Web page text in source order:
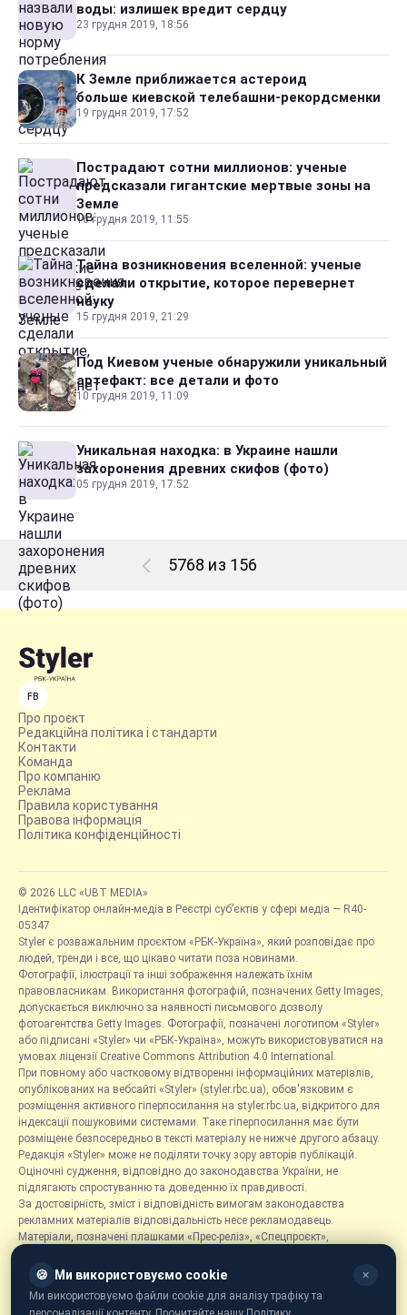
воды: излишек вредит сердцу
23 грудня 2019, 18:56
К Земле приближается астероид
больше киевской телебашни-рекордсменки
19 грудня 2019, 17:52
Пострадают сотни миллионов: ученые
предсказали гигантские мертвые зоны на
Земле
16 грудня 2019, 11:55
Тайна возникновения вселенной: ученые
сделали открытие, которое перевернет
науку
15 грудня 2019, 21:29
Под Киевом ученые обнаружили уникальный
артефакт: все детали и фото
10 грудня 2019, 11:09
Уникальная находка: в Украине нашли
захоронения древних скифов (фото)
05 грудня 2019, 17:52
5768 из 156
FB
Про проєкт
Редакційна політика і стандарти
Контакти
Команда
Про компанію
Реклама
Правила користування
Правова інформація
Політика конфіденційності
© 2026 LLC «UBT MEDIA»
Ідентифікатор онлайн-медіа в Реєстрі суб’єктів у сфері медіа — R40-
05347
Styler є розважальним проєктом «РБК-Україна», який розповідає про
людей, тренди і все, що цікаво читати поза новинами.
Фотографії, ілюстрації та інші зображення належать їхнім
правовласникам. Використання фотографій, позначених Getty Images,
допускається виключно за наявності письмового дозволу
фотоагентства Getty Images. Фотографії, позначені логотипом «Styler»
або підписані «Styler» чи «РБК-Україна», можуть використовуватися на
умовах ліцензії Creative Commons Attribution 4.0 International.
При повному або частковому відтворенні інформаційних матеріалів,
опублікованих на вебсайті «Styler» (styler.rbc.ua), обов'язковим є
розміщення активного гіперпосилання на styler.rbc.ua, відкритого для
індексації пошуковими системами. Таке гіперпосилання має бути
розміщене безпосередньо в тексті матеріалу не нижче другого абзацу.
Редакція «Styler» може не поділяти точку зору авторів публікацій.
Оціночні судження, відповідно до законодавства України, не
підлягають спростуванню та доведенню їх правдивості.
За достовірність, зміст і відповідність вимогам законодавства
рекламних матеріалів відповідальність несе рекламодавець.
Матеріали, позначені плашками «Прес-реліз», «Спецпроєкт»,
розміщуються на правах реклами.
Рубрика «Новини компаній» є інформаційним форматом, що містить
новини, повідомлення та оголошення, пов'язані з діяльністю
🍪 Ми використовуємо cookie ✕
Ми використовуємо файли cookie для аналізу трафіку та